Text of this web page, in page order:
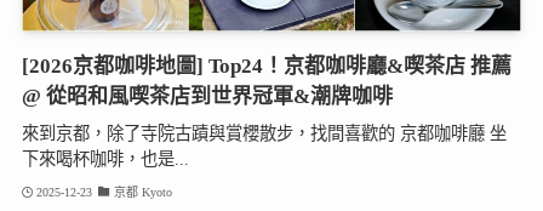
[2026京都咖啡地圖] Top24！京都咖啡廳&喫茶店 推薦
@ 從昭和風喫茶店到世界冠軍&潮牌咖啡
來到京都，除了寺院古蹟與賞櫻散步，找間喜歡的 京都咖啡廳 坐
下來喝杯咖啡，也是...
2025-12-23 京都 Kyoto